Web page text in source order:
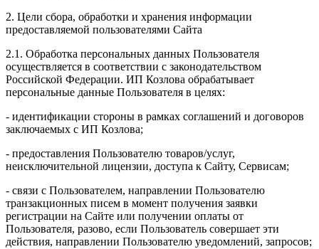
2. Цели сбора, обработки и хранения информации
предоставляемой пользователями Сайта
2.1. Обработка персональных данных Пользователя
осуществляется в соответствии с законодательством
Российской Федерации. ИП Козловa обрабатывает
персональные данные Пользователя в целях:
- идентификации стороны в рамках соглашений и договоров
заключаемых с ИП Козлова;
- предоставления Пользователю товаров/услуг,
неисключительной лицензии, доступа к Сайту, Сервисам;
- связи с Пользователем, направлении Пользователю
транзакционных писем в момент получения заявки
регистрации на Сайте или получении оплаты от
Пользователя, разово, если Пользователь совершает эти
действия, направлении Пользователю уведомлений, запросов;